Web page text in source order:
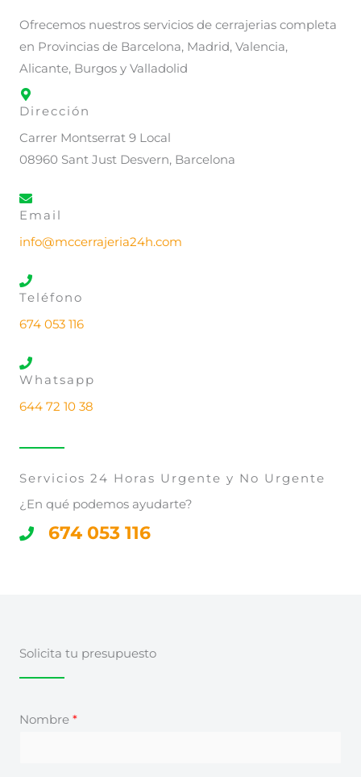
Ofrecemos nuestros servicios de cerrajerias completa
en Provincias de Barcelona, Madrid, Valencia,
Alicante, Burgos y Valladolid
Dirección
Carrer Montserrat 9 Local
08960 Sant Just Desvern, Barcelona
Email
info@mccerrajeria24h.com
Teléfono
674 053 116
Whatsapp
644 72 10 38
Servicios 24 Horas Urgente y No Urgente
¿En qué podemos ayudarte?
674 053 116
Solicita tu presupuesto
Nombre *